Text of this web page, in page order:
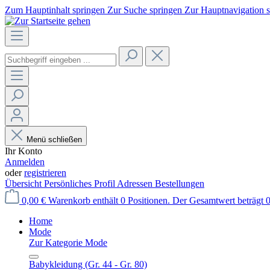
Zum Hauptinhalt springen Zur Suche springen Zur Hauptnavigation
Menü schließen
Ihr Konto
Anmelden
oderregistrieren
Übersicht Persönliches Profil Adressen Bestellungen
0,00 € Warenkorb enthält 0 Positionen. Der Gesamtwert beträgt
Home
Mode
Zur Kategorie Mode
Babykleidung (Gr. 44 - Gr. 80)